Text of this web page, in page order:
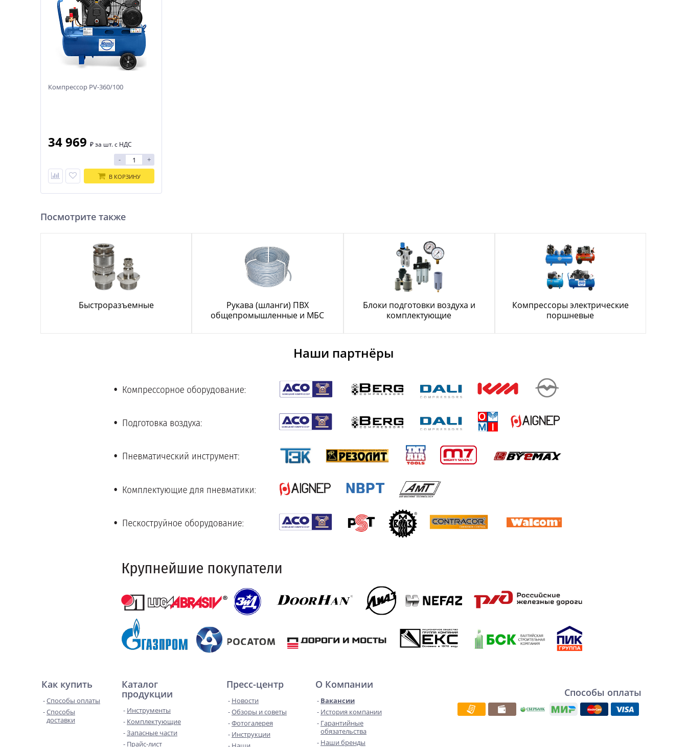
Компрессор PV-360/100
34 969 ₽за шт. с НДС
- +
В КОРЗИНУ
Посмотрите также
Быстроразъемные
Рукава (шланги) ПВХ
общепромышленные и МБС
Блоки подготовки воздуха и
комплектующие
Компрессоры электрические
поршневые
Наши партнёры
Как купить
Способы оплаты
Способы
доставки
Каталог
продукции
Инструменты
Комплектующие
Запасные части
Прайс-лист
Пресс-центр
Новости
Обзоры и советы
Фотогалерея
Инструкции
О Компании
Вакансии
История компании
Гарантийные
обязательства
Наши бренды
Способы оплаты